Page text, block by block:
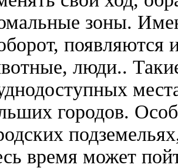
зоны.
появляются
люди..
городов.
время может